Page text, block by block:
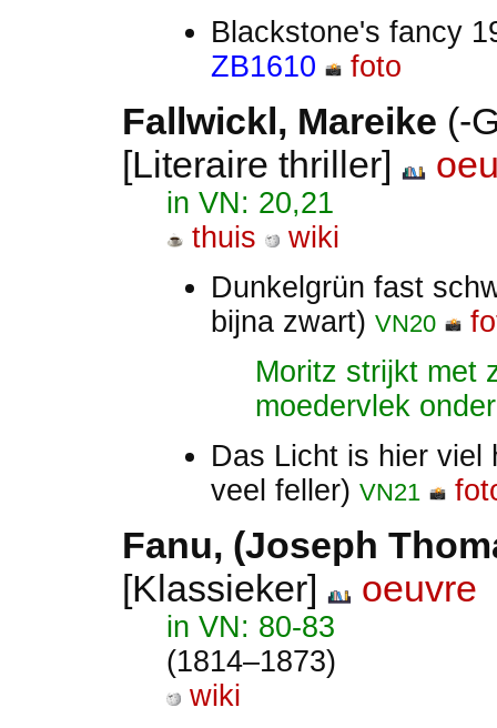
Blackstone's fancy
ZB1610
foto
Fallwickl, Mareike (-
[Literaire thriller]
in VN: 20,21
thuis
wiki
Dunkelgrün fast
bijna zwart) VN20
Moritz strijkt met
moedervlek
Das Licht is hier
veel feller) VN21
Fanu, (Joseph
[Klassieker]
oeuvre
in VN: 80-83
(1814–1873)
wiki